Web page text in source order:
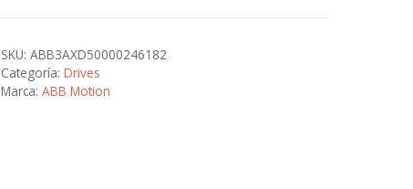
SKU:ABB3AXD50000246182
Categoría:Drives
Marca:ABB Motion